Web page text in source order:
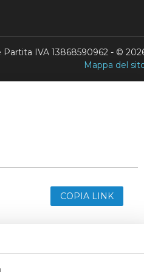
IVA 13868590962 - ©
Mappa del
COPIA LINK